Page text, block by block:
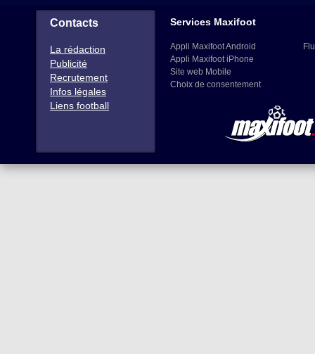
Contacts
La rédaction
Publicité
Recrutement
Infos légales
Liens football
Services Maxifoot
Appli Maxifoot Android
Appli Maxifoot iPhone
Site web Mobile
Choix de consentement